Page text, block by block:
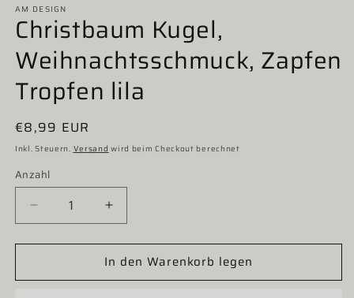
AM DESIGN
Christbaum Kugel,
Weihnachtsschmuck, Zapfen
Tropfen lila
Normaler
Preis
€8,99 EUR
Inkl. Steuern. Versand wird beim Checkout berechnet
Anzahl
Verringere
die
Menge
Christbaum
Erhöhe
die
Menge
für
Christbaum
In den Warenkorb legen